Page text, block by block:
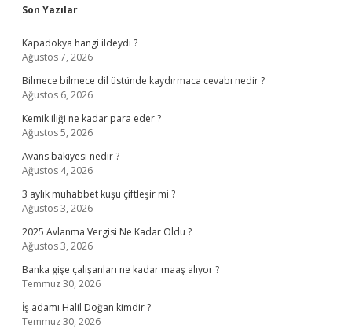
Sidebar
Son Yazılar
Kapadokya hangi ildeydi ?
Ağustos 7, 2026
Bilmece bilmece dil üstünde kaydırmaca cevabı nedir ?
Ağustos 6, 2026
Kemik iliği ne kadar para eder ?
Ağustos 5, 2026
Avans bakiyesi nedir ?
Ağustos 4, 2026
3 aylık muhabbet kuşu çiftleşir mi ?
Ağustos 3, 2026
2025 Avlanma Vergisi Ne Kadar Oldu ?
Ağustos 3, 2026
Banka gişe çalışanları ne kadar maaş alıyor ?
Temmuz 30, 2026
İş adamı Halil Doğan kimdir ?
Temmuz 30, 2026